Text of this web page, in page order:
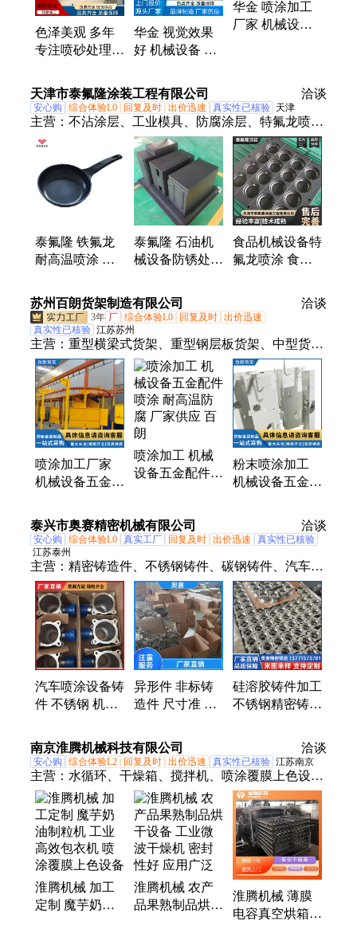
色泽美观 多年
专注喷砂处理行
涂加工厂家
华金 视觉效果
好 机械设备 喷
件喷锌
华金 喷涂加工
厂家 机械设备
天津市泰氟隆涂装工程有限公司 洽谈
安心购 综合体验L0 回复及时 出价迅速 真实性已核验 天津
主营： 不沾涂层、工业模具、防腐涂层、特氟龙喷
涂、铁氟龙喷涂、纳米陶瓷喷涂、四氟喷涂、防粘喷
涂、PTFE喷涂、PFA喷涂、HALAR喷涂、铁富龙喷
涂、泰氟隆喷涂、不沾模具喷涂、金属模具喷涂、聚
四氟乙烯喷涂、防腐耐磨喷涂、耐高温喷涂、食品级
不沾喷涂、食品级特氟龙喷涂加工、特氟龙喷涂加
工、特氟龙表面喷涂加工、铁氟龙涂层、特氟龙涂
层、特氟龙涂层加工
泰氟隆 铁氟龙
耐高温喷涂 机
精选厂家 资质
齐全
泰氟隆 石油机
械设备防锈处理
制加工
食品机械设备特
氟龙喷涂 食品
苏州百朗货架制造有限公司
洽谈
3年 厂 综合体验L0 回复及时 出价迅速
真实性已核验 江苏苏州
主营： 重型横梁式货架、重型钢层板货架、中型货
架、喷涂加工、钢结构平台、钢托盘、工作台、堆垛
架、阁楼货架、货架、双深度重型货架、不锈钢货
架、折叠式金属周转箱、三立柱货架、悬臂货架、轻
型货架、模具货架、贯通式货架、钢制托盘、仓库围
网、仓储笼、登高车、物流台车、搬运车、流利条货
架
喷涂加工厂家
机械设备五金配
工定制 百朗
喷涂加工 机械
设备五金配件喷
粉末喷涂加工
机械设备五金配
样 加工定制 百
朗
泰兴市奥赛精密机械有限公司 洽谈
安心购 综合体验L0 真实工厂 回复及时 出价迅速
真实性已核验
江苏泰州
主营： 精密铸造件、不锈钢铸件、碳钢铸件、汽车喷
涂设备铸件、合金钢铸件、无磁性不锈钢铸件、铸造
件、泵体铸件、阀体铸件、管接头铸件、机械加工
件、机加工件、抛光铸件、汽车铸件、球墨铸铁铸
件、灰铁铸件、五金铸件、叶轮铸件、不锈钢铸造
件、碳钢铸造件、食品机械铸件、奥赛精密铸造件、
铸件、泵体精密铸造件、精密机械加工铸件、加工铸
件
汽车喷涂设备铸
件 不锈钢 机械
制加工
异形件 非标铸
造件 尺寸准 成
样来图加工 奥
赛
硅溶胶铸件加工
不锈钢精密铸造
南京淮腾机械科技有限公司 洽谈
安心购 综合体验L2 回复及时 出价迅速 真实性已核验 江苏南京
主营： 水循环、干燥箱、搅拌机、喷涂覆膜上色设
备、上料机、混合机、48盘烘箱、三维空间、工业烘
箱、塑料粒子、粉末颗粒、真空干燥、固体颗粒、恒
温烘箱、干燥设备、低温真空、微波真空、循环加
热、高温烤箱、制剂方锥、工业微波、蒸汽换热、多
向运动、真空烘箱、鼓风干燥机、薄膜包衣机
淮腾机械 加工
定制 魔芋奶油
淮腾机械 农产
品果熟制品烘干
淮腾机械 薄膜
电容真空烘箱